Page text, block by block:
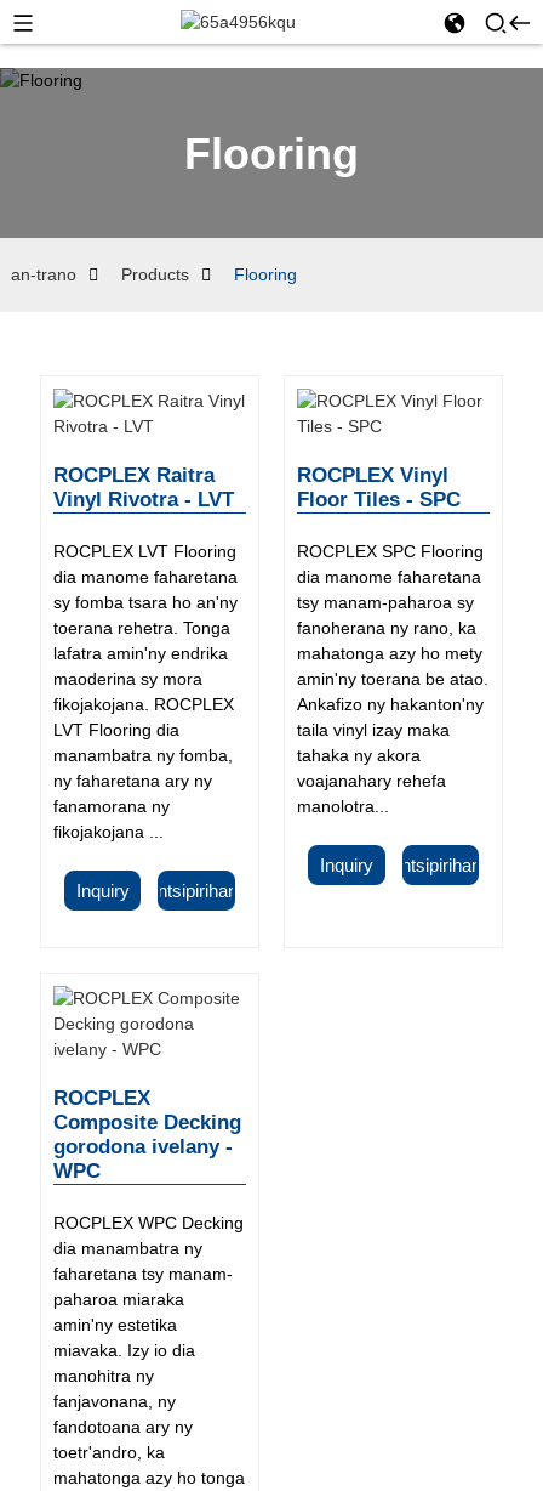
Flooring
an-trano Products Flooring
ROCPLEX Raitra
Vinyl Rivotra - LVT
ROCPLEX LVT Flooring
dia manome faharetana
sy fomba tsara ho an'ny
toerana rehetra. Tonga
lafatra amin'ny endrika
maoderina sy mora
fikojakojana. ROCPLEX
LVT Flooring dia
manambatra ny fomba,
ny faharetana ary ny
fanamorana ny
fikojakojana ...
Inquiry Antsipirihany
ROCPLEX Vinyl
Floor Tiles - SPC
ROCPLEX SPC Flooring
dia manome faharetana
tsy manam-paharoa sy
fanoherana ny rano, ka
mahatonga azy ho mety
amin'ny toerana be atao.
Ankafizo ny hakanton'ny
taila vinyl izay maka
tahaka ny akora
voajanahary rehefa
manolotra...
Inquiry Antsipirihany
ROCPLEX
Composite Decking
gorodona ivelany -
WPC
ROCPLEX WPC Decking
dia manambatra ny
faharetana tsy manam-
paharoa miaraka
amin'ny estetika
miavaka. Izy io dia
manohitra ny
fanjavonana, ny
fandotoana ary ny
toetr'andro, ka
mahatonga azy ho tonga